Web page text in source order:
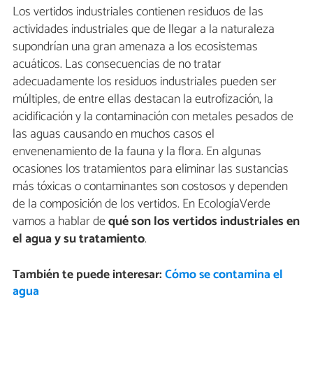
Los vertidos industriales contienen residuos de las
actividades industriales que de llegar a la naturaleza
supondrían una gran amenaza a los ecosistemas
acuáticos. Las consecuencias de no tratar
adecuadamente los residuos industriales pueden ser
múltiples, de entre ellas destacan la eutrofización, la
acidificación y la contaminación con metales pesados de
las aguas causando en muchos casos el
envenenamiento de la fauna y la flora. En algunas
ocasiones los tratamientos para eliminar las sustancias
más tóxicas o contaminantes son costosos y dependen
de la composición de los vertidos. En EcologíaVerde
vamos a hablar dequé son los vertidos industriales en
el agua y su tratamiento.
También te puede interesar:Cómo se contamina el
agua